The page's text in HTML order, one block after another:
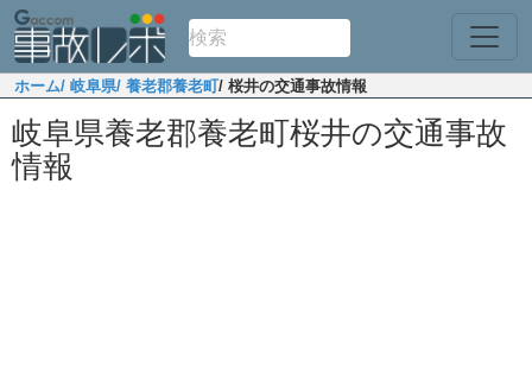
ホーム/ 岐阜県/ 養老郡養老町/ 桜井の交通事故情報
岐阜県養老郡養老町桜井の交通事故
情報